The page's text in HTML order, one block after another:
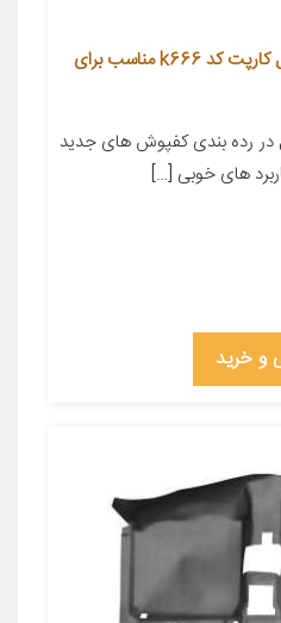
کفپوش سه بعدی خودرو بابل کارپت کد k666 مناسب برای
رده بندی کفپوش های جدید
های خوبی […]
و خرید